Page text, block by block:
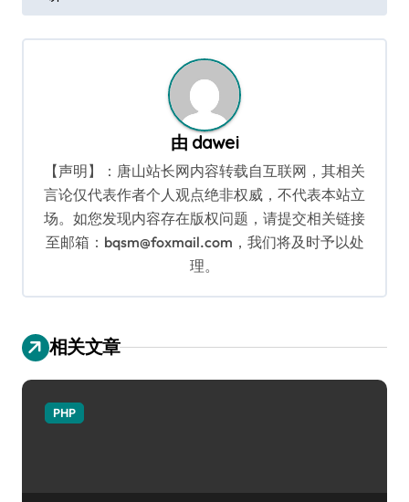
导
航
由 dawei
【声明】：唐山站长网内容转载自互联网，其相关
言论仅代表作者个人观点绝非权威，不代表本站立
场。如您发现内容存在版权问题，请提交相关链接
至邮箱：bqsm@foxmail.com，我们将及时予以处
理。
相关文章
PHP